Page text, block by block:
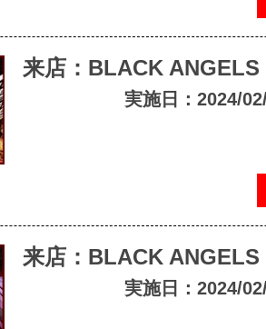
来店：BLACK ANGELS
実施日：2024/
来店：BLACK ANGELS
実施日：2024/